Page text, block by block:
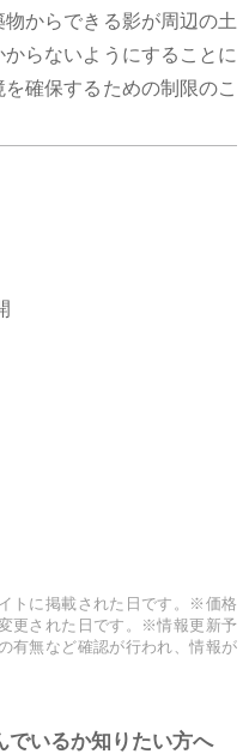
物からできる影が周辺の土
らないようにすることに
を確保するための制限のこ
トに掲載された日です。※価格
更された日です。※情報更新予
有無など確認が行われ、情報が
でいるか知りたい方へ